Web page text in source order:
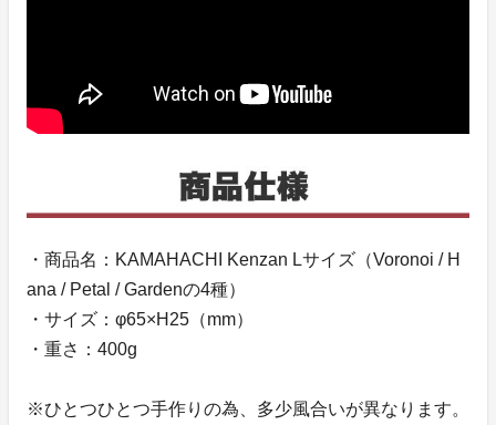
・商品名：KAMAHACHI Kenzan Lサイズ（Voronoi / H
ana / Petal / Gardenの4種）
・サイズ：φ65×H25（mm）
・重さ：400g
※ひとつひとつ手作りの為、多少風合いが異なります。